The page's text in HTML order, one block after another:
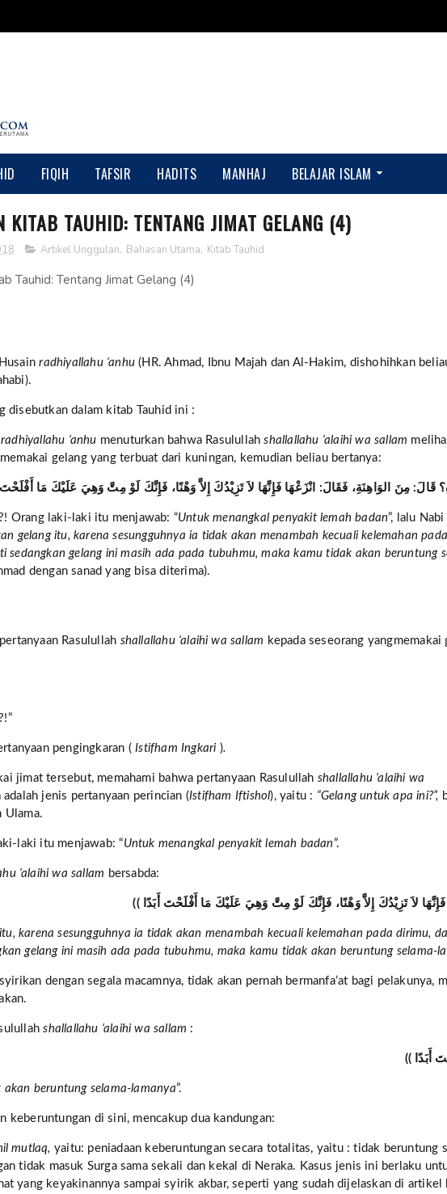
FIQIH TAFSIR HADITS MANHAJ BELAJAR ISLAM
KITAB TAUHID: TENTANG JIMAT GELANG (4)
Artikel Unggulan, Bahasan Utama, Kitab Tauhid
radhiyallahu ‘anhu(HR. Ahmad, Ibnu Majah dan Al-Hakim, dishohihkan
disebutkan dalam kitab Tauhid ini :
radhiyallahu ‘anhu menuturkan bahwa Rasulullahshallallahu ‘alaihi wa sallam
gelang yang terbuat dari kuningan, kemudian beliau bertanya:
Orang laki-laki itu menjawab: “Untuk menangkal penyakit lemah badan”, lalu Nabi
gelang itu, karena sesungguhnya ia tidak akan menambah kecuali kelemahan
sedangkan gelang ini masih ada pada tubuhmu, maka kamu tidak akan beruntung
dengan sanad yang bisa diterima).
Rasulullah shallallahu ‘alaihi wa sallam kepada seseorang yangmemakai
pengingkaran ( Istifham Ingkari ).
jimat tersebut, memahami bahwa pertanyaan Rasulullah shallallahu ‘alaihi wa
adalah jenis pertanyaan perincian (Istifham Iftishol), yaitu : “Gelang untuk apa ini?”,
Ulama.
laki itu menjawab: “Untuk menangkal penyakit lemah badan ”.
‘alaihi wa sallam bersabda:
karena sesungguhnya ia tidak akan menambah kecuali kelemahan pada dirimu,
gelang ini masih ada pada tubuhmu, maka kamu tidak akan beruntung selama-
dengan segala macamnya, tidak akan pernah bermanfa’at bagi pelakunya,
shallallahu ‘alaihi wa sallam :
akan beruntung selama-lamanya”.
keberuntungan di sini, mencakup dua kandungan:
mutlaq, yaitu: peniadaan keberuntungan secara totalitas, yaitu : tidak beruntung
tidak masuk Surga sama sekali dan kekal di Neraka. Kasus jenis ini berlaku
yang keyakinannya sampai syirik akbar, seperti yang sudah dijelaskan di artikel